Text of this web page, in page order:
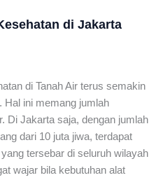
di Jakarta
di Tanah Air terus semakin
Hal ini memang jumlah
Di Jakarta saja, dengan jumlah
dari 10 juta jiwa, terdapat
tersebar di seluruh wilayah
wajar bila kebutuhan alat